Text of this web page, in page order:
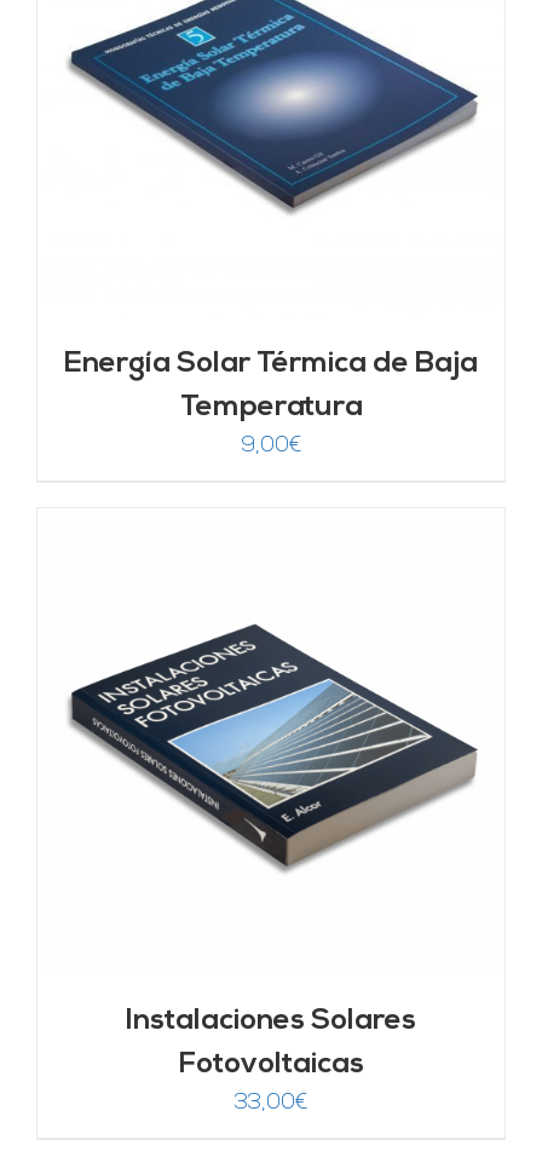
Energía Solar Térmica de Baja
Temperatura
9,00€
Instalaciones Solares
Fotovoltaicas
33,00€